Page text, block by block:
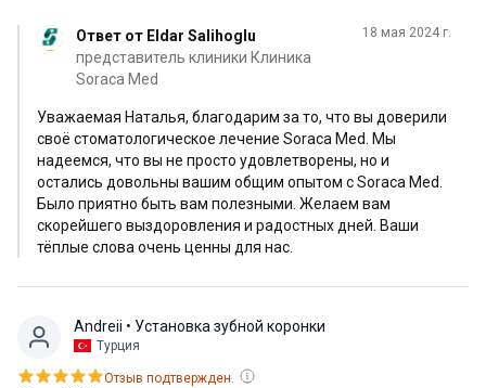
Ответ от Eldar Salihoglu
представитель клиники Клиника
Soraca Med
18 мая 2024 г.
Уважаемая Наталья, благодарим за то, что вы доверили
своё стоматологическое лечение Soraca Med. Мы
надеемся, что вы не просто удовлетворены, но и
остались довольны вашим общим опытом с Soraca Med.
Было приятно быть вам полезными. Желаем вам
скорейшего выздоровления и радостных дней. Ваши
тёплые слова очень ценны для нас.
Andreii • Установка зубной коронки
Турция
Отзыв подтвержден.